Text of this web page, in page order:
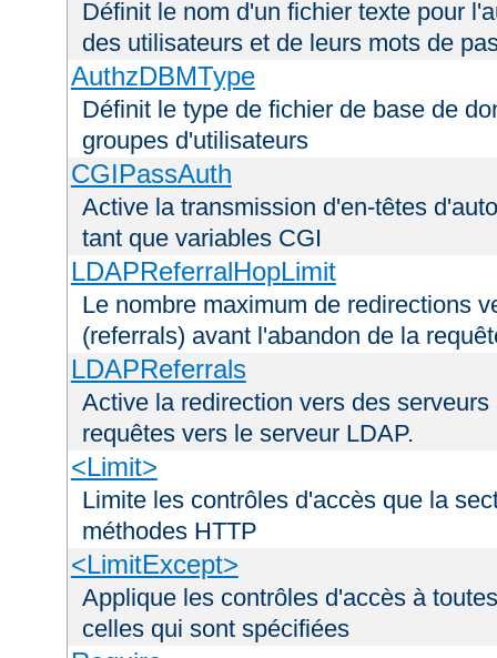
Définit le nom d'un fichier texte pour
des utilisateurs et de leurs mots de
AuthzDBMType
Définit le type de fichier de base de
groupes d'utilisateurs
CGIPassAuth
Active la transmission d'en-têtes
tant que variables CGI
LDAPReferralHopLimit
Le nombre maximum de redirections
(referrals) avant l'abandon de la
LDAPReferrals
Active la redirection vers des
requêtes vers le serveur LDAP.
<Limit>
Limite les contrôles d'accès que la
méthodes HTTP
<LimitExcept>
Applique les contrôles d'accès à
celles qui sont spécifiées